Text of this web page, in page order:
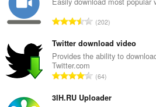
θ
μ
ο
λ
ο
ή
ε
ο
α
θ
μ
ο
λ
Σ
ν
ο
ο
α
202
Twitter download video
Provides the ability to
Twitter.com
Σ
ν
64
3IH.RU Uploader